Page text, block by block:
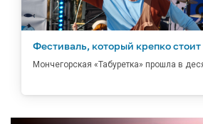
Фестиваль, который крепко стоит
Мончегорская «Табуретка» прошла в